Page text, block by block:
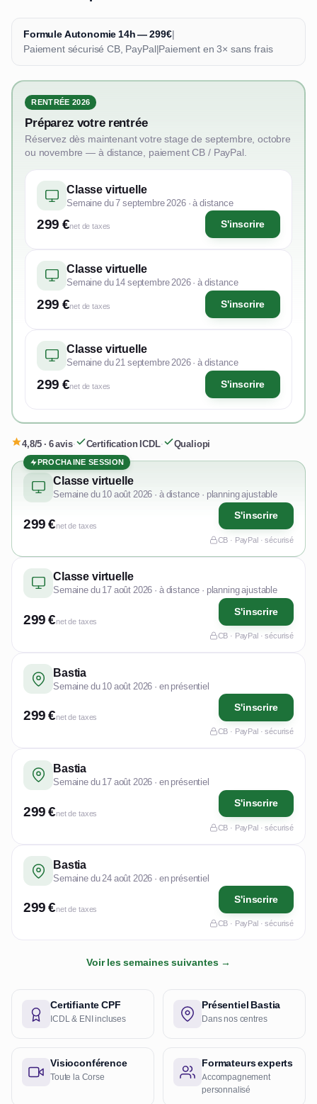
Formule Autonomie 14h — 299€|
Paiement sécurisé CB, PayPal|Paiement en 3× sans frais
RENTRÉE 2026
Préparez votre rentrée
Réservez dès maintenant votre stage de septembre, octobre
ou novembre — à distance, paiement CB / PayPal.
Classe virtuelle
Semaine du 7 septembre 2026 · à distance
299 €net de taxes S'inscrire
Classe virtuelle
Semaine du 14 septembre 2026 · à distance
299 €net de taxes S'inscrire
Classe virtuelle
Semaine du 21 septembre 2026 · à distance
299 €net de taxes S'inscrire
4,8/5 · 6 avis· Certification ICDL· Qualiopi
PROCHAINE SESSION
Classe virtuelle
Semaine du 10 août 2026 · à distance · planning ajustable
299 €net de taxes
S'inscrire
CB · PayPal · sécurisé
Classe virtuelle
Semaine du 17 août 2026 · à distance · planning ajustable
299 €net de taxes
S'inscrire
CB · PayPal · sécurisé
Bastia
Semaine du 10 août 2026 · en présentiel
299 €net de taxes
S'inscrire
CB · PayPal · sécurisé
Bastia
Semaine du 17 août 2026 · en présentiel
299 €net de taxes
S'inscrire
CB · PayPal · sécurisé
Bastia
Semaine du 24 août 2026 · en présentiel
299 €net de taxes
S'inscrire
CB · PayPal · sécurisé
Voir les semaines suivantes →
Certifiante CPF
ICDL & ENI incluses
Présentiel Bastia
Dans nos centres
Visioconférence
Toute la Corse
Formateurs experts
Accompagnement
personnalisé